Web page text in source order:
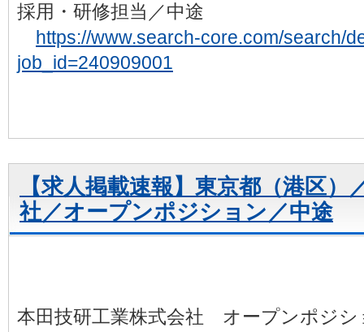
採用・研修担当／中途
https://www.search-core.com/search/
job_id=240909001
【求人掲載速報】東京都（港区）
社／オープンポジション／中途
本田技研工業株式会社 オープンポジ